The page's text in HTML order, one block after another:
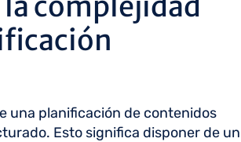
una planificación de contenidos
Esto significa disponer de un